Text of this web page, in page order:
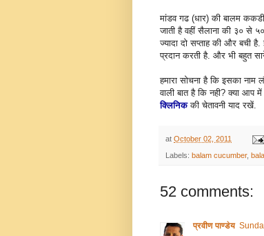
मांडव गढ (धार) की बालम
जाती है वहीं सैलाना की ३० से
ज्यादा दो सप्ताह की और बची
प्रदान करती है. और भी बहुत
हमारा सोचना है कि इसका
वाली बात है कि नही? क्या आप
क्लिनिककी चेतावनी याद रखें.
at October 02, 2011
Labels: balam cucumber,
52 comments:
प्रवीण पाण्डेय